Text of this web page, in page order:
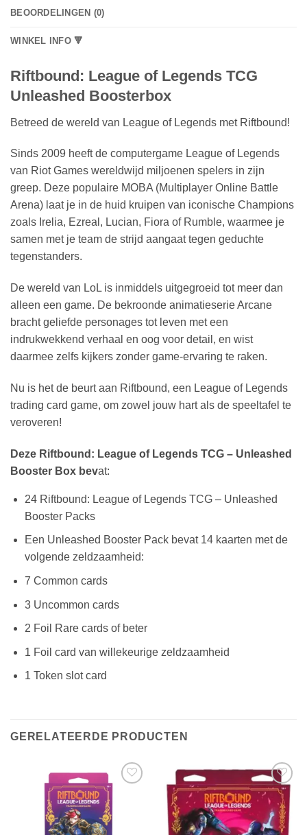
BEOORDELINGEN (0)
WINKEL INFO 🔻
Riftbound: League of Legends TCG
Unleashed Boosterbox
Betreed de wereld van League of Legends met Riftbound!
Sinds 2009 heeft de computergame League of Legends
van Riot Games wereldwijd miljoenen spelers in zijn
greep. Deze populaire MOBA (Multiplayer Online Battle
Arena) laat je in de huid kruipen van iconische Champions
zoals Irelia, Ezreal, Lucian, Fiora of Rumble, waarmee je
samen met je team de strijd aangaat tegen geduchte
tegenstanders.
De wereld van LoL is inmiddels uitgegroeid tot meer dan
alleen een game. De bekroonde animatieserie Arcane
bracht geliefde personages tot leven met een
indrukwekkend verhaal en oog voor detail, en wist
daarmee zelfs kijkers zonder game-ervaring te raken.
Nu is het de beurt aan Riftbound, een League of Legends
trading card game, om zowel jouw hart als de speeltafel te
veroveren!
Deze Riftbound: League of Legends TCG – Unleashed
Booster Box bevat:
24 Riftbound: League of Legends TCG – Unleashed
Booster Packs
Een Unleashed Booster Pack bevat 14 kaarten met de
volgende zeldzaamheid:
7 Common cards
3 Uncommon cards
2 Foil Rare cards of beter
1 Foil card van willekeurige zeldzaamheid
1 Token slot card
GERELATEERDE PRODUCTEN